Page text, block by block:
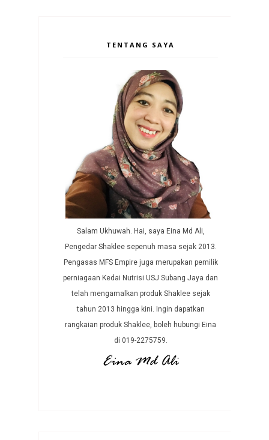
TENTANG SAYA
Salam Ukhuwah. Hai, saya Eina Md Ali,
Pengedar Shaklee sepenuh masa sejak 2013.
Pengasas MFS Empire juga merupakan pemilik
perniagaan Kedai Nutrisi USJ Subang Jaya dan
telah mengamalkan produk Shaklee sejak
tahun 2013 hingga kini. Ingin dapatkan
rangkaian produk Shaklee, boleh hubungi Eina
di 019-2275759.